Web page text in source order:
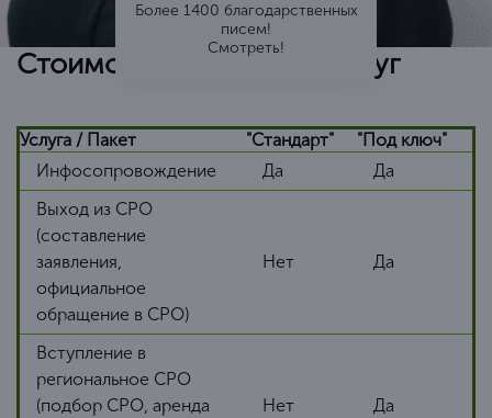
Более 1400 благодарственных
писем!
Смотреть!
Стоимость и перечень услуг
Услуга / Пакет "Стандарт"
"Под ключ"
Инфосопровождение
Да
Да
Выход из СРО
(составление
заявления,
официальное
обращение в СРО)
Нет Да
Вступление в
региональное СРО
(подбор СРО, аренда
Нет Да